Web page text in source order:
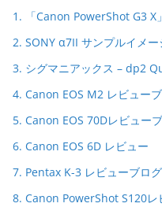
1. 「Canon PowerShot G3 X
2. SONY α7II サンプルイメ
3. シグマニアックス – dp2
4. Canon EOS M2 レビュー
5. Canon EOS 70Dレビュー
6. Canon EOS 6D レビュー
7. Pentax K-3 レビューブログ
8. Canon PowerShot S120レ